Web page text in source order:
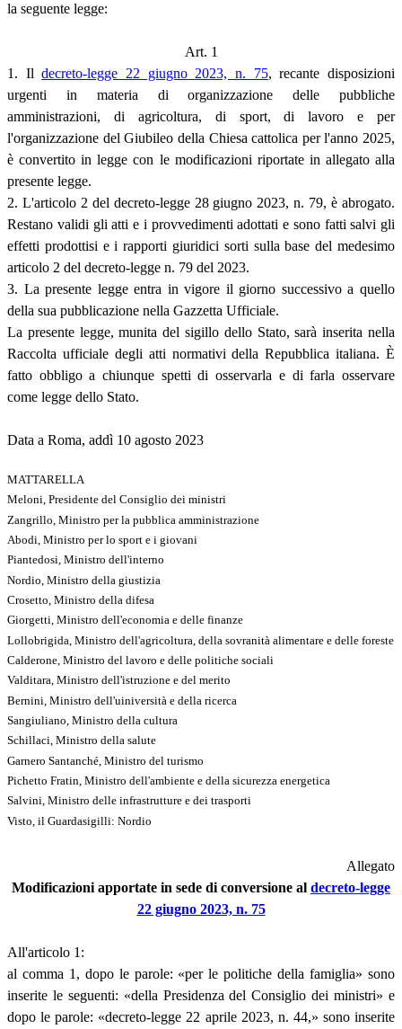
la seguente legge:
Art. 1
1. Ildecreto-legge 22 giugno 2023, n. 75, recante disposizioni
urgenti in materia di organizzazione delle pubbliche
amministrazioni, di agricoltura, di sport, di lavoro e per
l'organizzazione del Giubileo della Chiesa cattolica per l'anno 2025,
è convertito in legge con le modificazioni riportate in allegato alla
presente legge.
2. L'articolo 2 del decreto-legge 28 giugno 2023, n. 79, è abrogato.
Restano validi gli atti e i provvedimenti adottati e sono fatti salvi gli
effetti prodottisi e i rapporti giuridici sorti sulla base del medesimo
articolo 2 del decreto-legge n. 79 del 2023.
3. La presente legge entra in vigore il giorno successivo a quello
della sua pubblicazione nella Gazzetta Ufficiale.
La presente legge, munita del sigillo dello Stato, sarà inserita nella
Raccolta ufficiale degli atti normativi della Repubblica italiana. È
fatto obbligo a chiunque spetti di osservarla e di farla osservare
come legge dello Stato.
Data a Roma, addì 10 agosto 2023
MATTARELLA
Meloni, Presidente del Consiglio dei ministri
Zangrillo, Ministro per la pubblica amministrazione
Abodi, Ministro per lo sport e i giovani
Piantedosi, Ministro dell'interno
Nordio, Ministro della giustizia
Crosetto, Ministro della difesa
Giorgetti, Ministro dell'economia e delle finanze
Lollobrigida, Ministro dell'agricoltura, della sovranità alimentare e delle foreste
Calderone, Ministro del lavoro e delle politiche sociali
Valditara, Ministro dell'istruzione e del merito
Bernini, Ministro dell'uiniversità e della ricerca
Sangiuliano, Ministro della cultura
Schillaci, Ministro della salute
Garnero Santanché, Ministro del turismo
Pichetto Fratin, Ministro dell'ambiente e della sicurezza energetica
Salvini, Ministro delle infrastrutture e dei trasporti
Visto, il Guardasigilli: Nordio
Allegato
Modificazioni apportate in sede di conversione al decreto-legge
22 giugno 2023, n. 75
All'articolo 1:
al comma 1, dopo le parole: «per le politiche della famiglia» sono
inserite le seguenti: «della Presidenza del Consiglio dei ministri» e
dopo le parole: «decreto-legge 22 aprile 2023, n. 44,» sono inserite